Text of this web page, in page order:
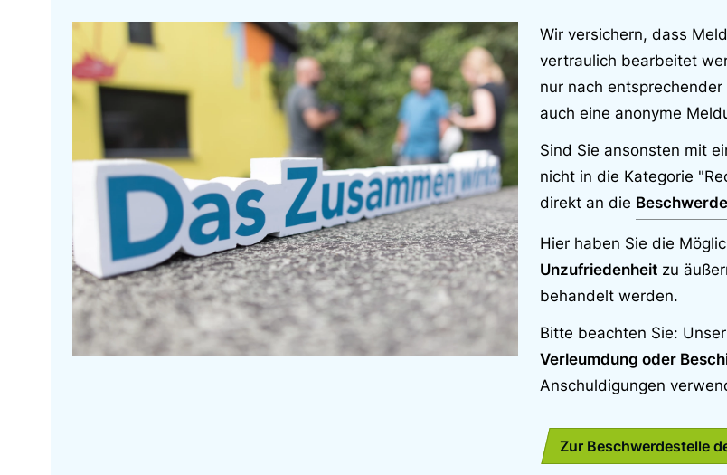
Wir versichern, dass
vertraulich bearbeitet
nur nach
auch eine anonyme
Sind Sie ansonsten mit
nicht in die Kategorie
direkt an die
Hier haben Sie die
Unzufriedenheit zu
behandelt werden.
Bitte beachten Sie:
Verleumdung oder
Anschuldigungen
Zur Beschwerdestelle